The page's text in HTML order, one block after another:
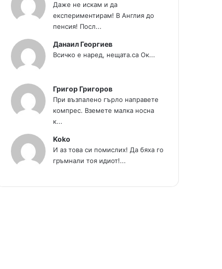
Даже не искам и да
експериментирам! В Англия до
пенсия! Посл...
Данаил Георгиев
Всичко е наред, нещата.са Ок...
Григор Григоров
При възпалено гърло направете
компрес. Вземете малка носна
к...
Koko
И аз това си помислих! Да бяха го
гръмнали тоя идиот!...